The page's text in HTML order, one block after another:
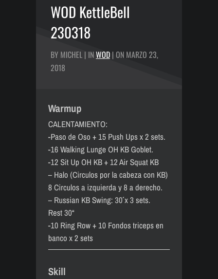
WOD KettleBell
230318
BY MICHEL | INWOD | ON MARZO 23,
2018
Warmup
CALENTAMIENTO:
-Paso de Oso + 15 Push Ups x 2 sets.
-16 Walking Lunge OH KB Goblet.
-12 Sit Up OH KB + 12 Air Squat KB
– Halo (Circulos por la cabeza con KB)
8 Circulos a izquierda y 8 a derecho.
– Russian KB Swing: 30´´ x 3 sets.
Rest 30“
-10 Ring Row + 10 Fondos triceps en
banco x 2 sets
Skill